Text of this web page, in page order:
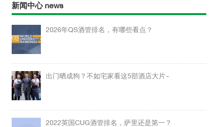
新闻中心 news
2026年QS酒管排名，有哪些看点？
出门晒成狗？不如宅家看这5部酒店大片~
2022英国CUG酒管排名，萨里还是第一？